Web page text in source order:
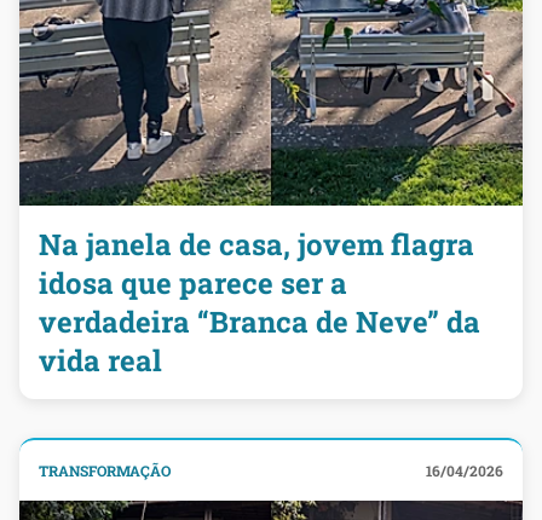
Na janela de casa, jovem flagra
idosa que parece ser a
verdadeira “Branca de Neve” da
vida real
TRANSFORMAÇÃO 16/04/2026